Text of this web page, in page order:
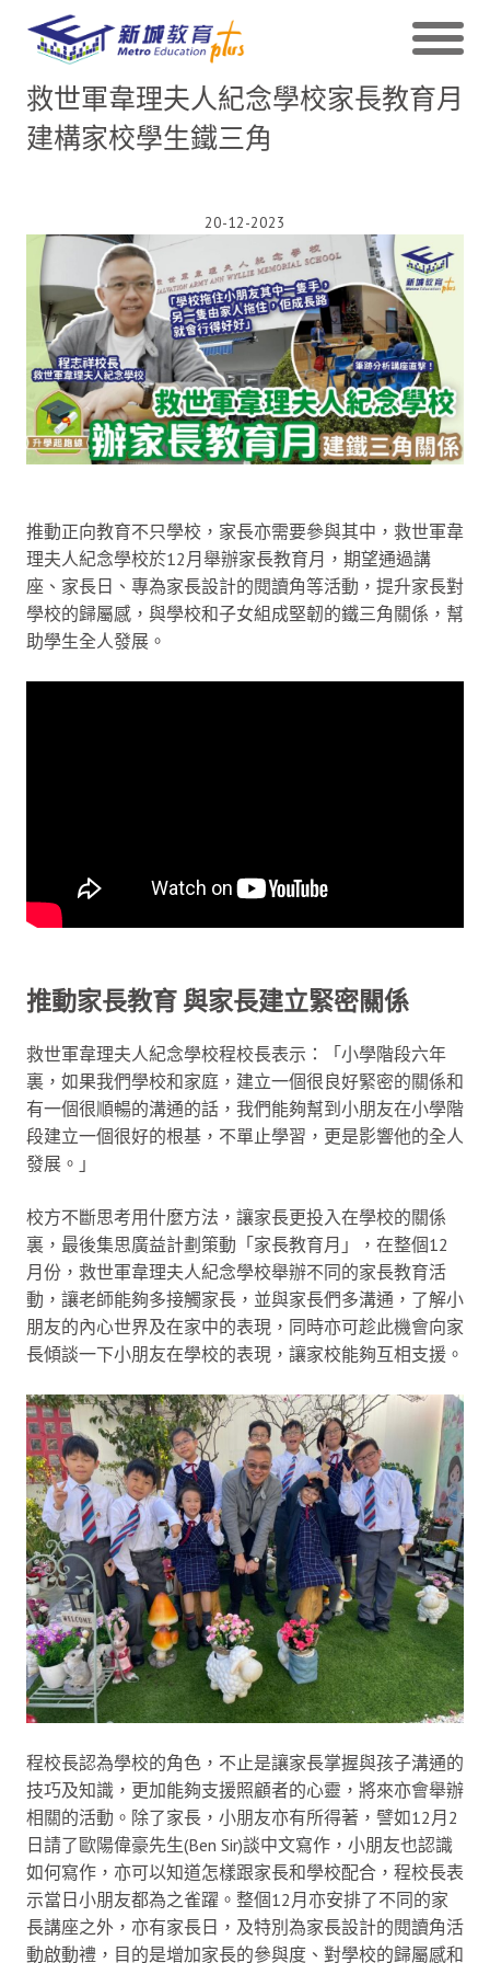
救世軍韋理夫人紀念學校家長教育月
建構家校學生鐵三角
20-12-2023
推動正向教育不只學校，家長亦需要參與其中，救世軍韋
理夫人紀念學校於12月舉辦家長教育月，期望通過講
座、家長日、專為家長設計的閱讀角等活動，提升家長對
學校的歸屬感，與學校和子女組成堅韌的鐵三角關係，幫
助學生全人發展。
推動家長教育 與家長建立緊密關係
救世軍韋理夫人紀念學校程校長表示：「小學階段六年
裏，如果我們學校和家庭，建立一個很良好緊密的關係和
有一個很順暢的溝通的話，我們能夠幫到小朋友在小學階
段建立一個很好的根基，不單止學習，更是影響他的全人
發展。」
校方不斷思考用什麼方法，讓家長更投入在學校的關係
裏，最後集思廣益計劃策動「家長教育月」，在整個12
月份，救世軍韋理夫人紀念學校舉辦不同的家長教育活
動，讓老師能夠多接觸家長，並與家長們多溝通，了解小
朋友的內心世界及在家中的表現，同時亦可趁此機會向家
長傾談一下小朋友在學校的表現，讓家校能夠互相支援。
程校長認為學校的角色，不止是讓家長掌握與孩子溝通的
技巧及知識，更加能夠支援照顧者的心靈，將來亦會舉辦
相關的活動。除了家長，小朋友亦有所得著，譬如12月2
日請了歐陽偉豪先生(Ben Sir)談中文寫作，小朋友也認識
如何寫作，亦可以知道怎樣跟家長和學校配合，程校長表
示當日小朋友都為之雀躍。整個12月亦安排了不同的家
長講座之外，亦有家長日，及特別為家長設計的閱讀角活
動啟動禮，目的是增加家長的參與度、對學校的歸屬感和